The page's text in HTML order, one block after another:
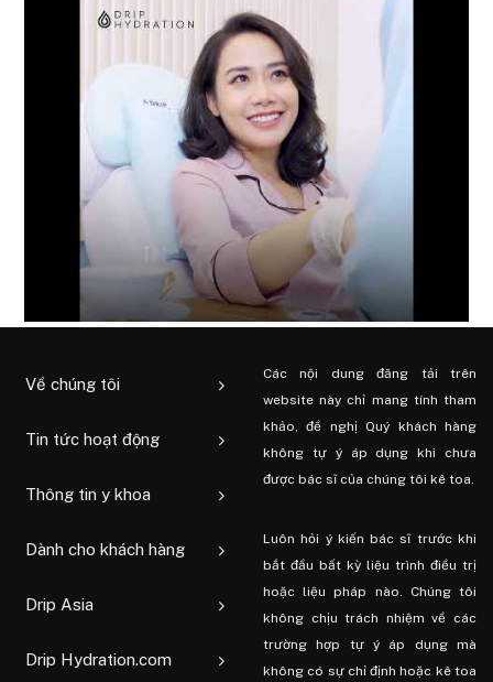
Về chúng tôi
Tin tức hoạt động
Thông tin y khoa
Dành cho khách hàng
Drip Asia
Drip Hydration.com
Các nội dung đăng tải trên
website này chỉ mang tính tham
khảo, đề nghị Quý khách hàng
không tự ý áp dụng khi chưa
được bác sĩ của chúng tôi kê toa.
Luôn hỏi ý kiến ​​bác sĩ trước khi
bắt đầu bất kỳ liệu trình điều trị
hoặc liệu pháp nào. Chúng tôi
không chịu trách nhiệm về các
trường hợp tự ý áp dụng mà
không có sự chỉ định hoặc kê toa